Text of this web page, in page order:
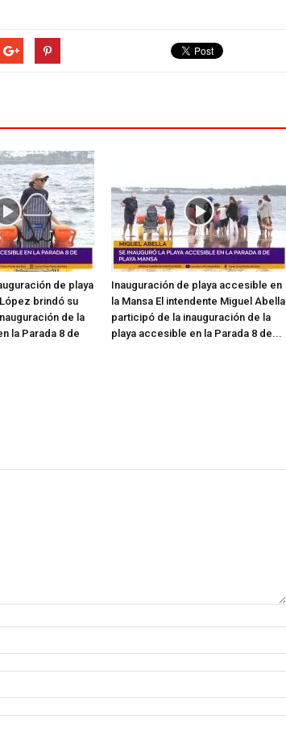
de playa
brindó su
de la
la Parada 8 de
Inauguración de playa accesible en
la Mansa El intendente Miguel Abella
participó de la inauguración de la
playa accesible en la Parada 8 de...